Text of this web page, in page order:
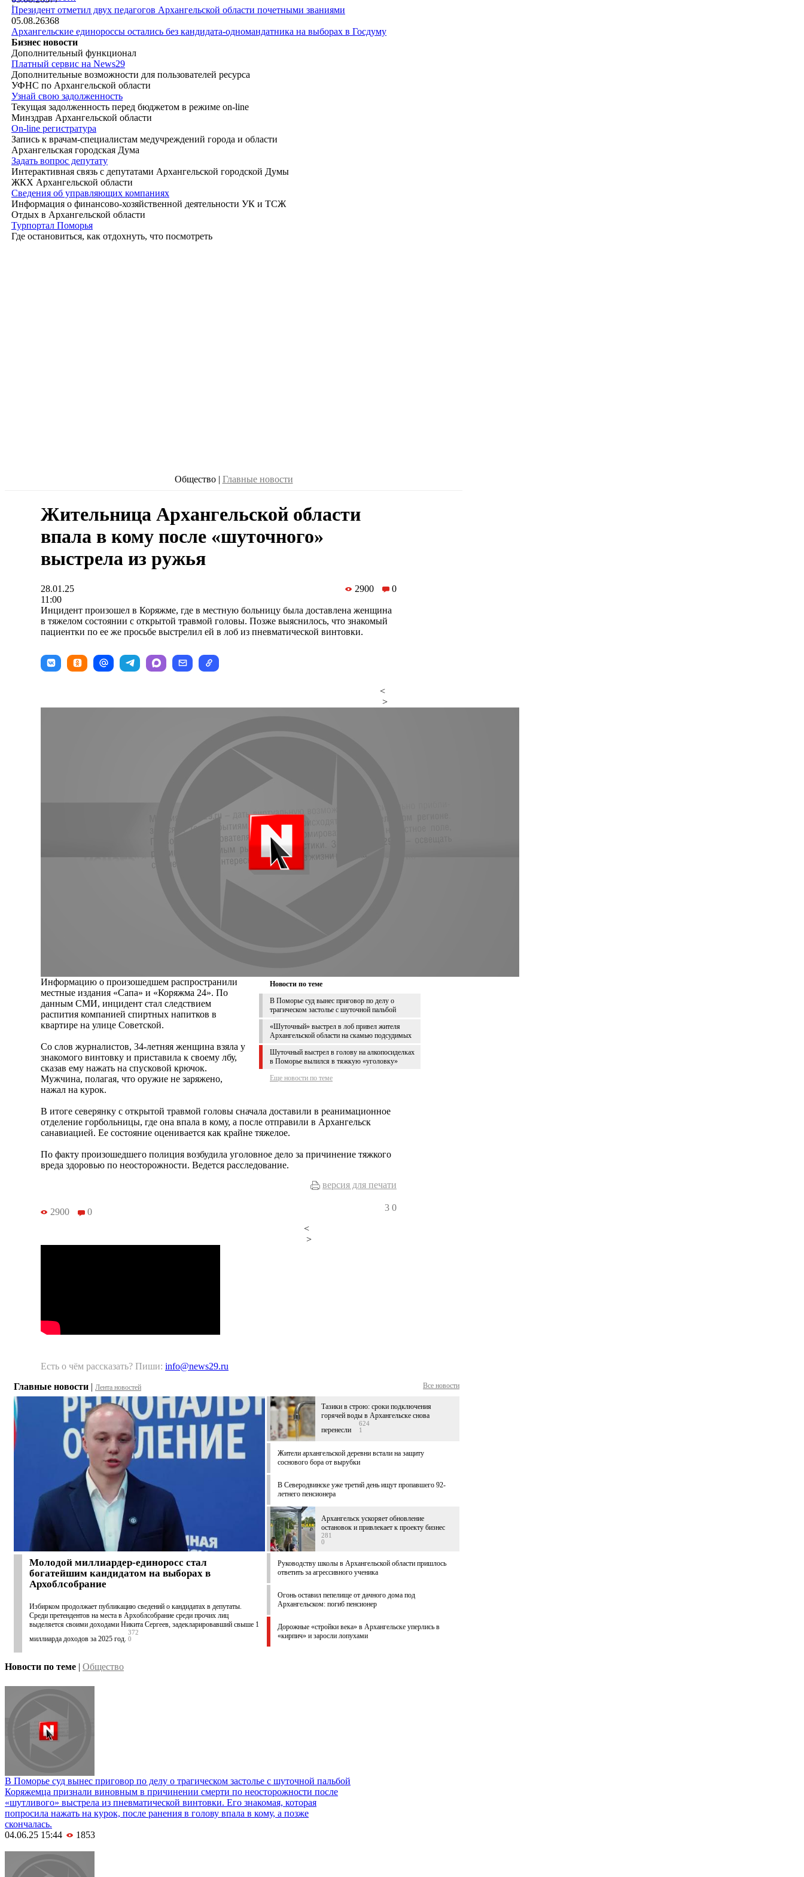
|
Президент отметил двух педагогов Архангельской области почетными званиями
05.08.26368
Архангельские единороссы остались без кандидата-одномандатника на выборах в Госдуму
Бизнес новости
Дополнительный функционал
Платный сервис на News29
Дополнительные возможности для пользователей ресурса
УФНС по Архангельской области
Узнай свою задолженность
Текущая задолженность перед бюджетом в режиме on-line
Минздрав Архангельской области
On-line регистратура
Запись к врачам-специалистам медучреждений города и области
Архангельская городская Дума
Задать вопрос депутату
Интерактивная связь с депутатами Архангельской городской Думы
ЖКХ Архангельской области
Сведения об управляющих компаниях
Информация о финансово-хозяйственной деятельности УК и ТСЖ
Отдых в Архангельской области
Турпортал Поморья
Где остановиться, как отдохнуть, что посмотреть
Общество | Главные новости
Жительница Архангельской области
впала в кому после «шуточного»
выстрела из ружья
28.01.25
11:00
2900 0
Инцидент произошел в Коряжме, где в местную больницу была доставлена женщина
в тяжелом состоянии с открытой травмой головы. Позже выяснилось, что знакомый
пациентки по ее же просьбе выстрелил ей в лоб из пневматической винтовки.
<
>
Новости по теме
В Поморье суд вынес приговор по делу о
трагическом застолье с шуточной пальбой
«Шуточный» выстрел в лоб привел жителя
Архангельской области на скамью подсудимых
Шуточный выстрел в голову на алкопосиделках
в Поморье вылился в тяжкую «уголовку»
Еще новости по теме
Информацию о произошедшем распространили
местные издания «Сапа» и «Коряжма 24». По
данным СМИ, инцидент стал следствием
распития компанией спиртных напитков в
квартире на улице Советской.
Со слов журналистов, 34-летняя женщина взяла у
знакомого винтовку и приставила к своему лбу,
сказав ему нажать на спусковой крючок.
Мужчина, полагая, что оружие не заряжено,
нажал на курок.
В итоге северянку с открытой травмой головы сначала доставили в реанимационное
отделение горбольницы, где она впала в кому, а после отправили в Архангельск
санавиацией. Ее состояние оценивается как крайне тяжелое.
По факту произошедшего полиция возбудила уголовное дело за причинение тяжкого
вреда здоровью по неосторожности. Ведется расследование.
версия для печати
2900 0 3 0
<
>
Есть о чём рассказать? Пиши: info@news29.ru
Главные новости | Лента новостей Все новости
Молодой миллиардер-единоросс стал
богатейшим кандидатом на выборах в
Архоблсобрание
Избирком продолжает публикацию сведений о кандидатах в депутаты.
Среди претендентов на места в Архоблсобрание среди прочих лиц
выделяется своими доходами Никита Сергеев, задекларировавший свыше 1
миллиарда доходов за 2025 год.
372
0
Тазики в строю: сроки подключения
горячей воды в Архангельске снова
перенесли
624
1
Жители архангельской деревни встали на защиту
соснового бора от вырубки
В Северодвинске уже третий день ищут пропавшего 92-
летнего пенсионера
Архангельск ускоряет обновление
остановок и привлекает к проекту бизнес
281
0
Руководству школы в Архангельской области пришлось
ответить за агрессивного ученика
Огонь оставил пепелище от дачного дома под
Архангельском: погиб пенсионер
Дорожные «стройки века» в Архангельске уперлись в
«кирпич» и заросли лопухами
Новости по теме | Общество
В Поморье суд вынес приговор по делу о трагическом застолье с шуточной пальбой
Коряжемца признали виновным в причинении смерти по неосторожности после
«шутливого» выстрела из пневматической винтовки. Его знакомая, которая
попросила нажать на курок, после ранения в голову впала в кому, а позже
скончалась.
04.06.25 15:44
1853